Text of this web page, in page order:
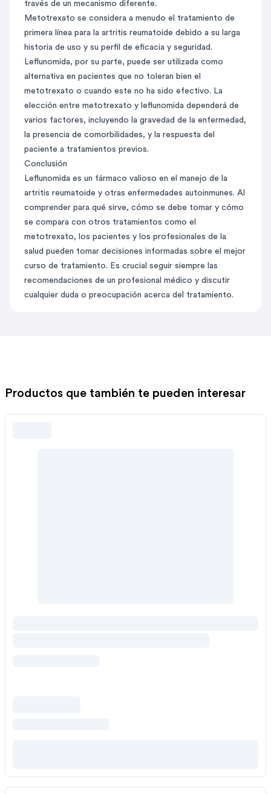
través de un mecanismo diferente.
Metotrexato se considera a menudo el tratamiento de
primera línea para la artritis reumatoide debido a su larga
historia de uso y su perfil de eficacia y seguridad.
Leflunomida, por su parte, puede ser utilizada como
alternativa en pacientes que no toleran bien el
metotrexato o cuando este no ha sido efectivo. La
elección entre metotrexato y leflunomida dependerá de
varios factores, incluyendo la gravedad de la enfermedad,
la presencia de comorbilidades, y la respuesta del
paciente a tratamientos previos.
Conclusión
Leflunomida es un fármaco valioso en el manejo de la
artritis reumatoide y otras enfermedades autoinmunes. Al
comprender para qué sirve, cómo se debe tomar y cómo
se compara con otros tratamientos como el
metotrexato, los pacientes y los profesionales de la
salud pueden tomar decisiones informadas sobre el mejor
curso de tratamiento. Es crucial seguir siempre las
recomendaciones de un profesional médico y discutir
cualquier duda o preocupación acerca del tratamiento.
Productos que también te pueden interesar